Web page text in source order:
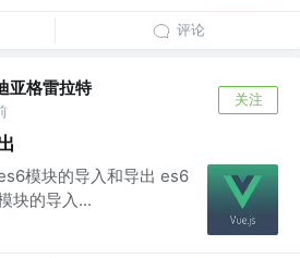
评论
亚格雷拉特
关注
模块的导入和导出 es6
块的导入...